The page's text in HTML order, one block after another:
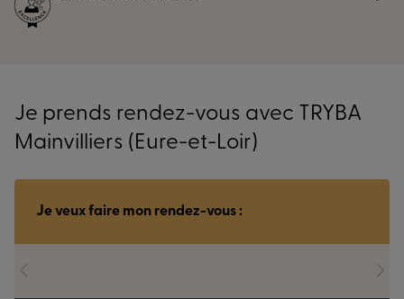
Je prends rendez-vous avec TRYBA
Mainvilliers (Eure-et-Loir)
Je veux faire mon rendez-vous :